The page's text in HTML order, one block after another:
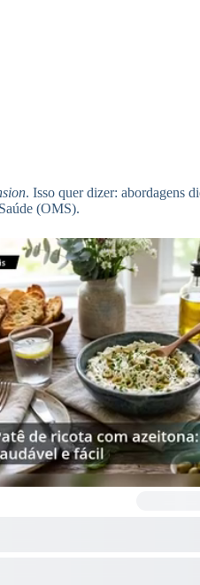
. Isso quer dizer: abordagens
(OMS).